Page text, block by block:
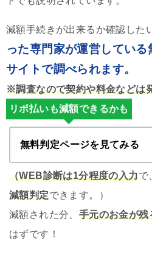
減額手続きが出来るか確認した
った専門家が運営してい
サイトで調べられます。
※調査なので契約や料金などは
リボ払いも減額できるかも
無料判定ページを見てみる
（WEB診断は1分程度の入力で
減額判定できます。）
減額された分、 手元のお金が残
はずです！